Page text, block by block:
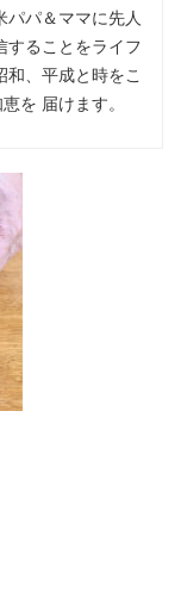
パ＆ママに先人
することをライフ
和、平成と時をこ
を 届けます。